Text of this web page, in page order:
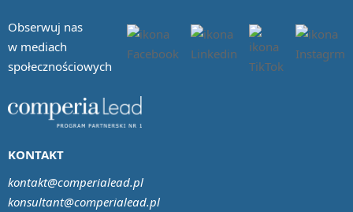
Obserwuj nas
w mediach
społecznościowych
KONTAKT
kontakt@comperialead.pl
konsultant@comperialead.pl